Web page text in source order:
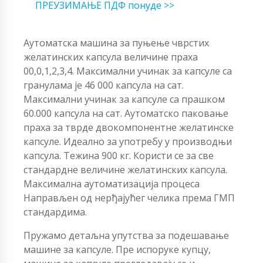
ПРЕУЗИМАЊЕ ПДФ понуде >>
Аутоматска машина за пуњење чврстих
желатинских капсула величине праха
00,0,1,2,3,4. Максимални учинак за капсуле са
гранулама је 46 000 капсула на сат.
Максимални учинак за капсуле са прашком
60.000 капсула на сат. Аутоматско паковање
праха за тврде двокомпонентне желатинске
капсуле. Идеално за употребу у производњи
капсула. Тежина 900 кг. Користи се за све
стандардне величине желатинских капсула.
Максимална аутоматизација процеса
Направљен од нерђајућег челика према ГМП
стандардима.
Пружамо детаљна упутства за подешавање
машине за капсуле. Пре испоруке купцу,